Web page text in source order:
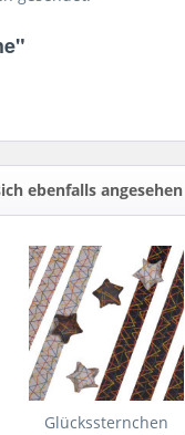
ebenfalls angesehen
Glückssternchen